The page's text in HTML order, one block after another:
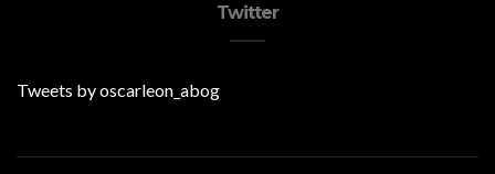
Twitter
Tweets by oscarleon_abog